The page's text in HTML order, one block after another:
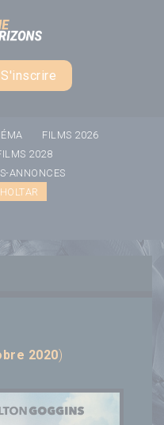
S'inscrire
FILMS 2026
2028
ANNONCES
2020)